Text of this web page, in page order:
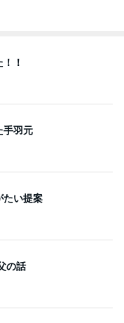
！
手羽元
たい提案
の話